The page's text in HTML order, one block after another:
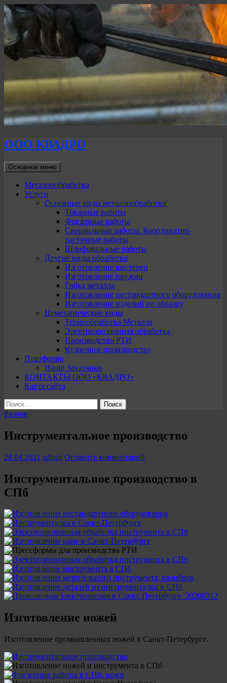
ООО КВАДРО
Поиск
Основное меню
к
содержимому
Металлообработка
Услуги
Основные виды металлообработки
Токарные работы
Фрезерные работы
Сверлильные работы. Координатно-
расточные работы
Шлифовальные работы
Другие виды обработки
Изготовление шестерен
Изготовление пружин
Гибка металла
Изготовление нестандартного оборудования
Изготовление изделий по образцу
Немеханические виды
Термообработка Металла
Электроэрозионная обработка
Производство РТИ
Кузнечное производство
Портфолио
Наши Заказчики
КОНТАКТЫ ООО «КВАДРО»
Карта сайта
Найти:
Разное
Инструментальное производство
28.04.2021 admin Оставить комментарий
Инструментальное производство в
СПб
Изготовление ножей
Изготовление промышленных ножей в Санкт-Петербурге.